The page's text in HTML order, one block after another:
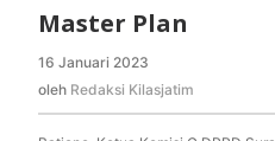
Master Plan
16 Januari 2023
Redaksi
oleh Redaksi Kilasjatim